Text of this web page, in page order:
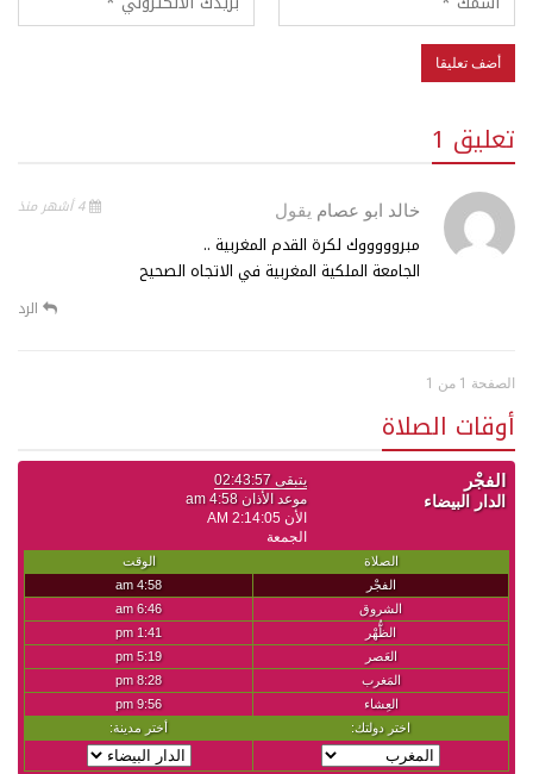
تعليق 1
خالد ابو عصام يقول 4 أشهر منذ
مبروووووك لكرة القدم المغربية ..
الجامعة الملكية المغربية في الاتجاه الصحيح
الرد
الصفحة 1 من 1
أوقات الصلاة